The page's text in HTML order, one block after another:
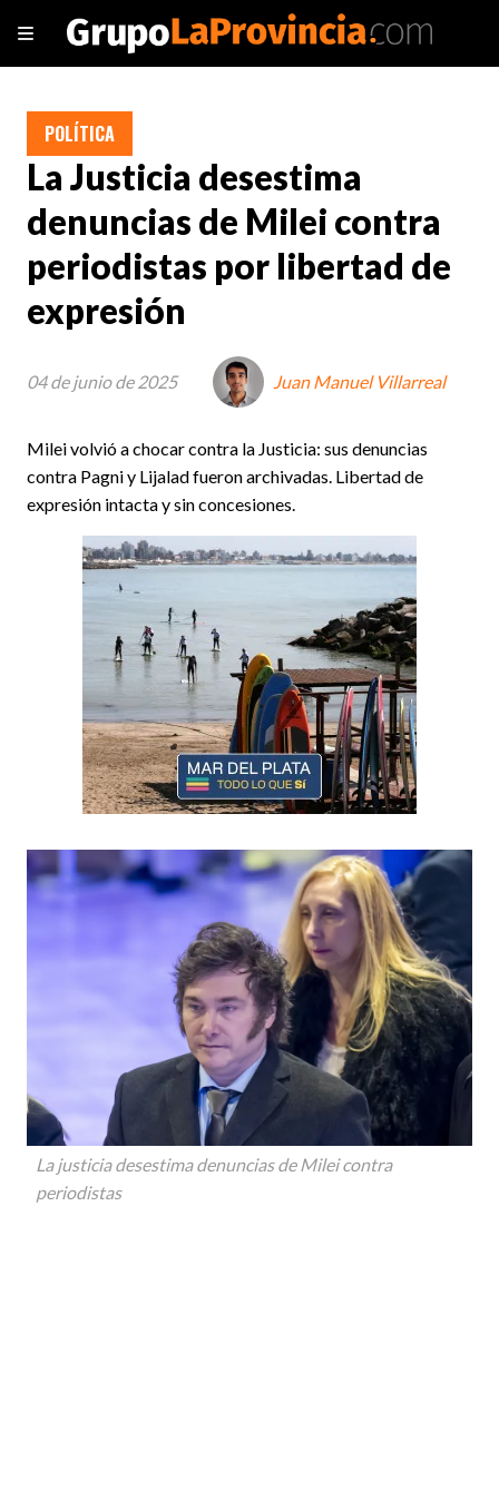
La Justicia desestima
denuncias de Milei contra
periodistas por libertad de
expresión
Milei volvió a chocar contra la Justicia: sus denuncias
contra Pagni y Lijalad fueron archivadas. Libertad de
expresión intacta y sin concesiones.
POLÍTICA
04 de junio de 2025 Juan Manuel Villarreal
La justicia desestima denuncias de Milei contra
periodistas